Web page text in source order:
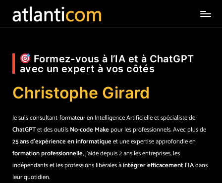
Formez-vous à l’IA et à ChatGPT
avec un expert à vos côtés
Christophe Girard
Je suis consultant-formateur en Intelligence Artificielle et spécialiste de
ChatGPTet des outilsNo-code Makepour les professionnels. Avec plus de
25 ans d’expérience en informatiqueet une expertise approfondie en
formation professionnelle, j’aide depuis 2 ans les entreprises, les
indépendants et les professions libérales àintégrer efficacement l’IAdans
leur quotidien.